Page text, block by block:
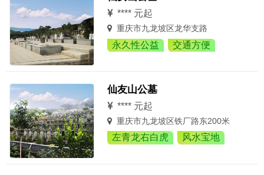
**** 元起
重庆市九龙坡区龙华支路
永久性公益 交通方便
仙友山公墓
**** 元起
重庆市九龙坡区铁厂路东200米
左青龙右白虎 风水宝地